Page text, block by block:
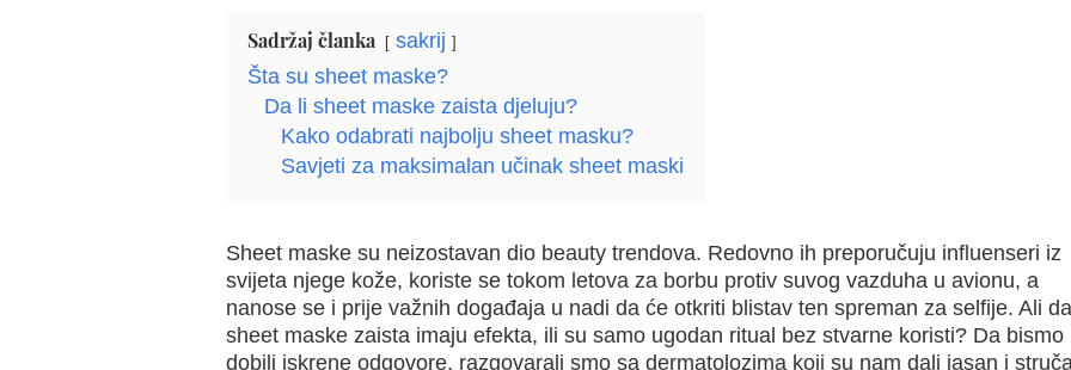
Sadržaj članka
sakrij
Šta su sheet maske?
Da li sheet maske zaista djeluju?
Kako odabrati najbolju sheet masku?
Savjeti za maksimalan učinak sheet maski
Sheet maske su neizostavan dio beauty trendova. Redovno ih preporučuju influenseri iz
svijeta njege kože, koriste se tokom letova za borbu protiv suvog vazduha u avionu, a
nanose se i prije važnih događaja u nadi da će otkriti blistav ten spreman za selfije. Ali
sheet maske zaista imaju efekta, ili su samo ugodan ritual bez stvarne koristi? Da bismo
dobili iskrene odgovore, razgovarali smo sa dermatolozima koji su nam dali jasan i